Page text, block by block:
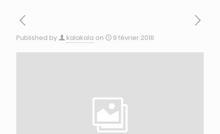
Published by kalakala on 9 février 2016